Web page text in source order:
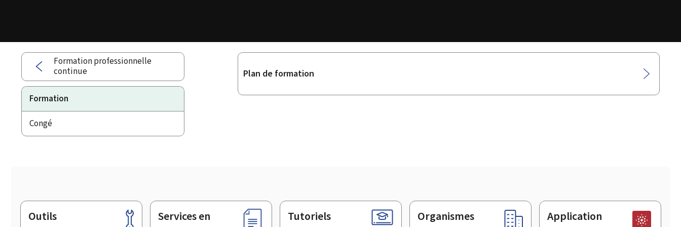
Formation professionnelle
continue
Formation
Congé
Sous-
Plan de formation
Pied
Outils
Services en
Tutoriels Organismes
Application